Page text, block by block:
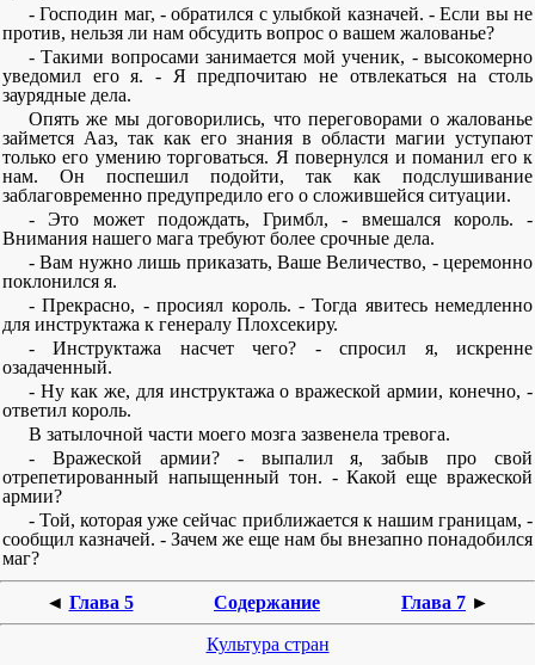
- Господин маг, - обратился с улыбкой казначей. - Если вы не
против, нельзя ли нам обсудить вопрос о вашем жалованье?
- Такими вопросами занимается мой ученик, - высокомерно
уведомил его я. - Я предпочитаю не отвлекаться на столь
заурядные дела.
Опять же мы договорились, что переговорами о жалованье
займется Ааз, так как его знания в области магии уступают
только его умению торговаться. Я повернулся и поманил его к
нам. Он поспешил подойти, так как подслушивание
заблаговременно предупредило его о сложившейся ситуации.
- Это может подождать, Гримбл, - вмешался король. -
Внимания нашего мага требуют более срочные дела.
- Вам нужно лишь приказать, Ваше Величество, - церемонно
поклонился я.
- Прекрасно, - просиял король. - Тогда явитесь немедленно
для инструктажа к генералу Плохсекиру.
- Инструктажа насчет чего? - спросил я, искренне
озадаченный.
- Ну как же, для инструктажа о вражеской армии, конечно, -
ответил король.
В затылочной части моего мозга зазвенела тревога.
- Вражеской армии? - выпалил я, забыв про свой
отрепетированный напыщенный тон. - Какой еще вражеской
армии?
- Той, которая уже сейчас приближается к нашим границам, -
сообщил казначей. - Зачем же еще нам бы внезапно понадобился
маг?
◄ Глава 5 Содержание Глава 7 ►
Культура стран